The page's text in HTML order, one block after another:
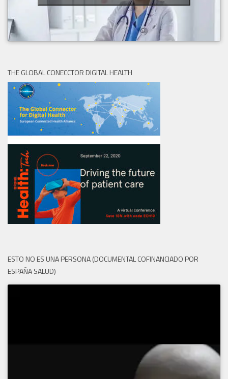
THE GLOBAL CONECCTOR DIGITAL HEALTH
ESTO NO ES UNA PERSONA (DOCUMENTAL COFINANCIADO POR
ESPAÑA SALUD)